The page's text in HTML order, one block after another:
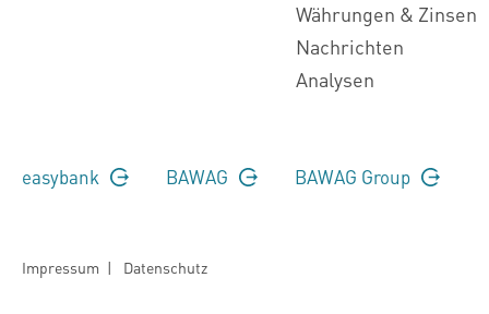
Währungen & Zinsen
Nachrichten
Analysen
easybank BAWAG BAWAG Group
Impressum | Datenschutz